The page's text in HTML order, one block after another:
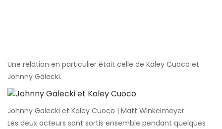
Une relation en particulier était celle de Kaley Cuoco et
Johnny Galecki.
Johnny Galecki et Kaley Cuoco | Matt Winkelmeyer
Les deux acteurs sont sortis ensemble pendant quelques